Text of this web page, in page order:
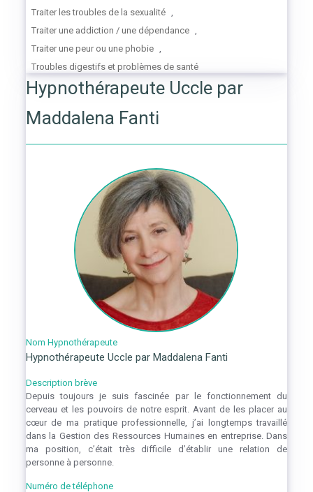
Traiter les troubles de la sexualité ,
Traiter une addiction / une dépendance ,
Traiter une peur ou une phobie ,
Troubles digestifs et problèmes de santé
Hypnothérapeute Uccle par
Maddalena Fanti
Nom Hypnothérapeute
Hypnothérapeute Uccle par Maddalena Fanti
Description brève
Depuis toujours je suis fascinée par le fonctionnement du
cerveau et les pouvoirs de notre esprit. Avant de les placer au
cœur de ma pratique professionnelle, j’ai longtemps travaillé
dans la Gestion des Ressources Humaines en entreprise. Dans
ma position, c’était très difficile d’établir une relation de
personne à personne.
Numéro de téléphone